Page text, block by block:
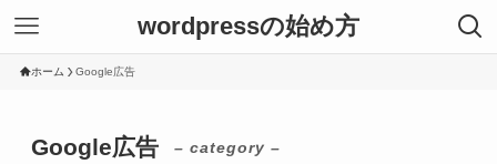
wordpressの始め方
ホーム Google広告
Google広告 – category –